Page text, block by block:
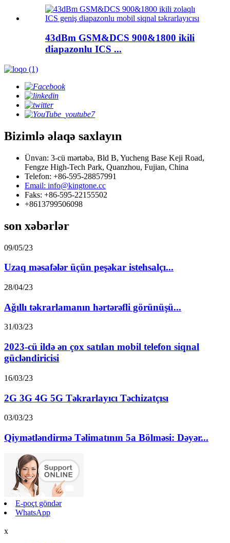
43dBm GSM&DCS 900&1800 ikili
diapazonlu ICS ...
Bizimlə əlaqə saxlayın
Ünvan: 3-cü mərtəbə, Bld B, Yucheng Base Keji Road,
Fengze High-Tech Park, Quanzhou, Fujian, China
Telefon: +86-595-28857991
Email: info@kingtone.cc
Faks: +86-595-22155502
+8613799506098
son xəbərlər
09/05/23
Uzaq məsafələr üçün peşəkar istehsalçı...
28/04/23
Ağıllı təkrarlamanın hərtərəfli görünüşü...
31/03/23
2023-cü ildə ən çox satılan mobil telefon siqnal
gücləndiricisi
16/03/23
2G 3G 4G 5G Təkrarlayıcı Təchizatçısı
03/03/23
Qiymətləndirmə Təlimatının 5a Bölməsi: Dəyər...
E-poçt göndər
WhatsApp
x